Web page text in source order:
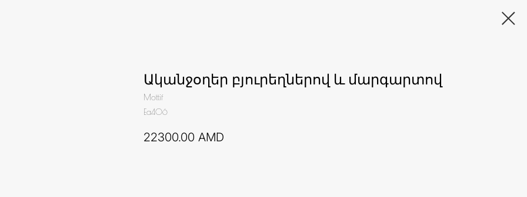
Ականջօղեր բյուրեղներով և մարգարտով
Mottif
Ea406
22300.00 AMD